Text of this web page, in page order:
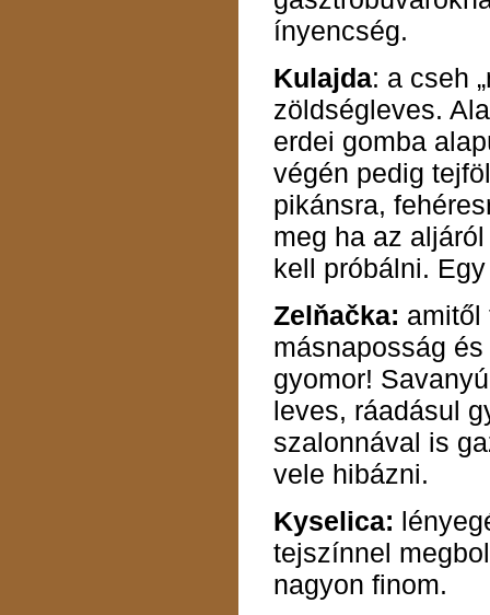
ínyencség.
Kulajda: a cseh
zöldségleves.
erdei gomba
végén pedig
pikánsra,
meg ha az
kell próbálni.
Zelňačka: amitől
másnaposság
gyomor!
leves, ráadásul
szalonnával is
vele hibázni.
Kyselica:
tejszínnel
nagyon finom.